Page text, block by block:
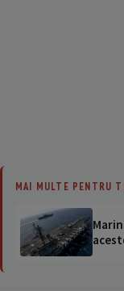
MAI MULTE PENTRU